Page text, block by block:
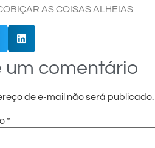
AS COISAS ALHEIAS
um comentário
de e-mail não será publicado.
*